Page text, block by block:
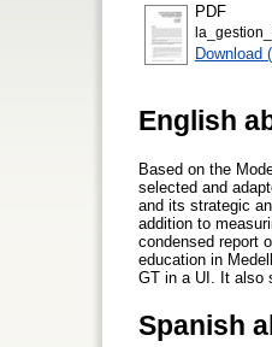
PDF
Download
English
Based on the
selected and
and its strategic
addition to
condensed report
education in
GT in a UI. It also
Spanish